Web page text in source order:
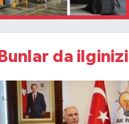
Bunlar da